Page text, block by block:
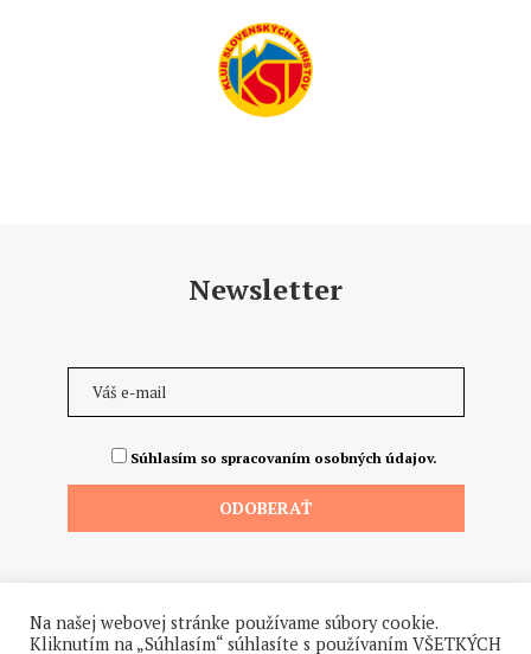
Newsletter
Súhlasím so spracovaním osobných údajov.
Na našej webovej stránke používame súbory cookie.
Kliknutím na „Súhlasím“ súhlasíte s používaním VŠETKÝCH